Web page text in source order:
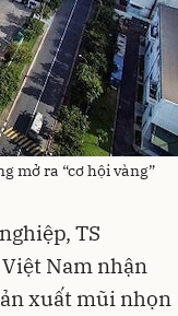
mở ra “cơ hội vàng”
TS
Nam nhận
xuất mũi nhọn